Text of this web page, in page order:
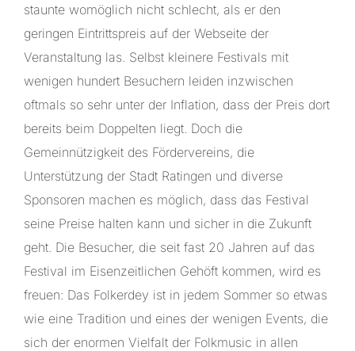
staunte womöglich nicht schlecht, als er den
geringen Eintrittspreis auf der Webseite der
Veranstaltung las. Selbst kleinere Festivals mit
wenigen hundert Besuchern leiden inzwischen
oftmals so sehr unter der Inflation, dass der Preis dort
bereits beim Doppelten liegt. Doch die
Gemeinnützigkeit des Fördervereins, die
Unterstützung der Stadt Ratingen und diverse
Sponsoren machen es möglich, dass das Festival
seine Preise halten kann und sicher in die Zukunft
geht. Die Besucher, die seit fast 20 Jahren auf das
Festival im Eisenzeitlichen Gehöft kommen, wird es
freuen: Das Folkerdey ist in jedem Sommer so etwas
wie eine Tradition und eines der wenigen Events, die
sich der enormen Vielfalt der Folkmusic in allen